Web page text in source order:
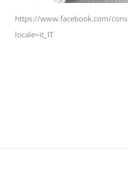
https://www.facebook.com/
locale=it_IT